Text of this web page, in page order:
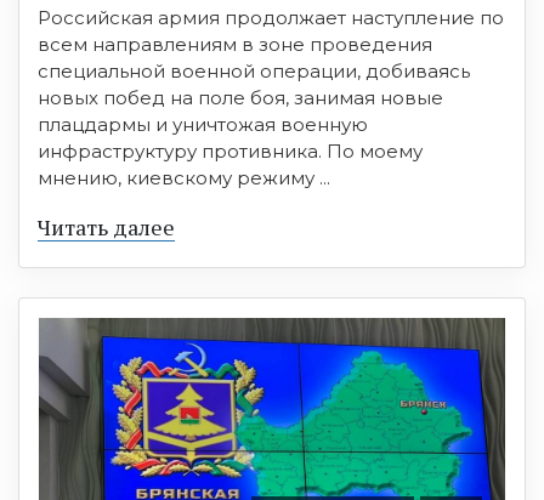
Российская армия продолжает наступление по
всем направлениям в зоне проведения
специальной военной операции, добиваясь
новых побед на поле боя, занимая новые
плацдармы и уничтожая военную
инфраструктуру противника. По моему
мнению, киевскому режиму ...
Читать далее